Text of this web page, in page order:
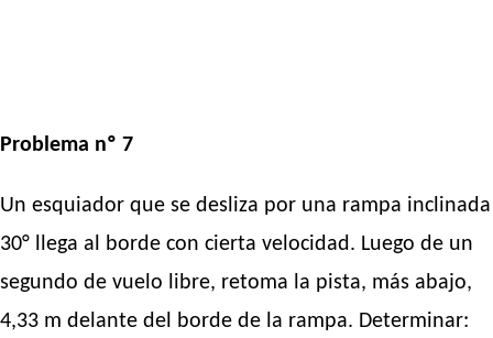
Problema nº 7
Un esquiador que se desliza por una rampa inclinada
30° llega al borde con cierta velocidad. Luego de un
segundo de vuelo libre, retoma la pista, más abajo,
4,33 m delante del borde de la rampa. Determinar: